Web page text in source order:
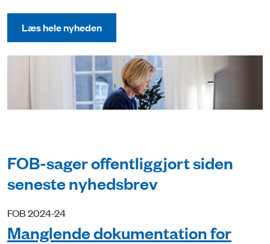
Læs hele nyheden
FOB-sager offentliggjort siden
seneste nyhedsbrev
FOB 2024-24
Manglende dokumentation for